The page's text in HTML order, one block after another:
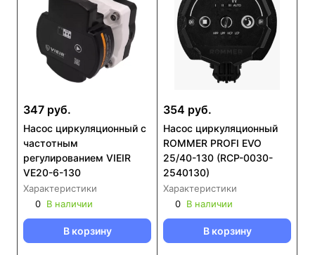
347 руб.
Насос циркуляционный с
частотным
регулированием VIEIR
VE20-6-130
Характеристики
0 В наличии
В корзину
354 руб.
Насос циркуляционный
ROMMER PROFI EVO
25/40-130 (RCP-0030-
2540130)
Характеристики
0 В наличии
В корзину